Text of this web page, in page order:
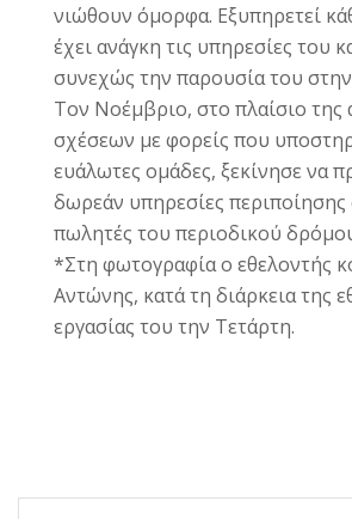
νιώθουν όμορφα. Εξυπηρετεί
έχει ανάγκη τις υπηρεσίες του
συνεχώς την παρουσία του
Toν Νοέμβριο, στο πλαίσιο της
σχέσεων με φορείς που
ευάλωτες ομάδες, ξεκίνησε να
δωρεάν υπηρεσίες περιποίησης
πωλητές του περιοδικού
*Στη φωτογραφία ο εθελοντής
Αντώνης, κατά τη διάρκεια της
εργασίας του την Τετάρτη.